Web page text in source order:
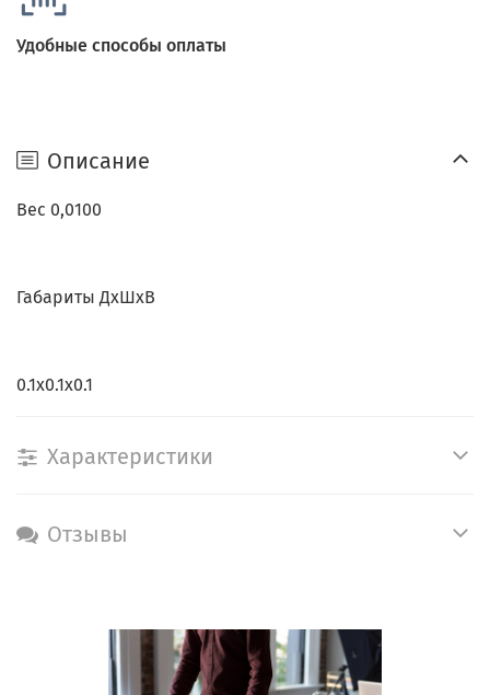
Удобные способы оплаты
Описание
Вес 0,0100
Габариты ДхШхВ
0.1х0.1х0.1
Характеристики
Отзывы